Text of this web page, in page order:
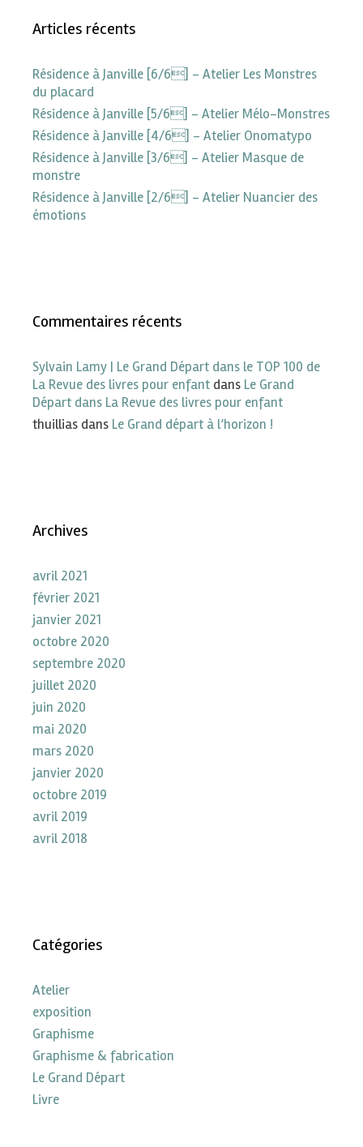
Articles récents
Résidence à Janville [6/6] – Atelier Les Monstres
du placard
Résidence à Janville [5/6] – Atelier Mélo-Monstres
Résidence à Janville [4/6] – Atelier Onomatypo
Résidence à Janville [3/6] – Atelier Masque de
monstre
Résidence à Janville [2/6] – Atelier Nuancier des
émotions
Commentaires récents
Sylvain Lamy | Le Grand Départ dans le TOP 100 de
La Revue des livres pour enfant dans Le Grand
Départ dans La Revue des livres pour enfant
thuillias dans Le Grand départ à l’horizon !
Archives
avril 2021
février 2021
janvier 2021
octobre 2020
septembre 2020
juillet 2020
juin 2020
mai 2020
mars 2020
janvier 2020
octobre 2019
avril 2019
avril 2018
Catégories
Atelier
exposition
Graphisme
Graphisme & fabrication
Le Grand Départ
Livre